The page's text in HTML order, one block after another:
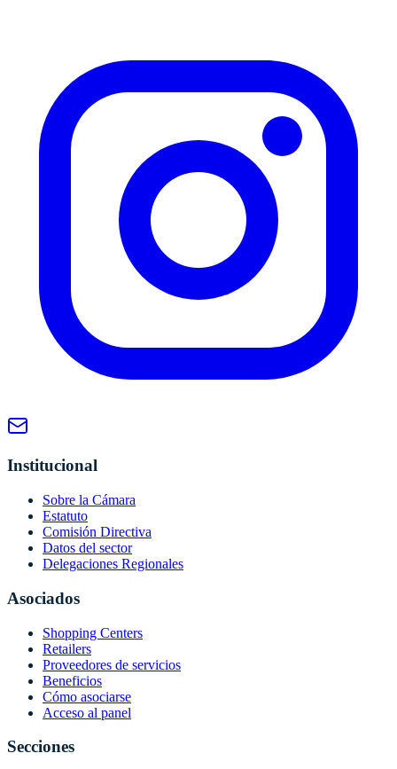
Institucional
Sobre la Cámara
Estatuto
Comisión Directiva
Datos del sector
Delegaciones Regionales
Asociados
Shopping Centers
Retailers
Proveedores de servicios
Beneficios
Cómo asociarse
Acceso al panel
Secciones